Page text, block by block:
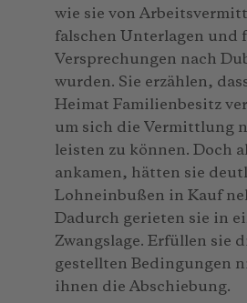
wie sie von
falschen Unterlagen und
Versprechungen nach
wurden. Sie erzählen,
Heimat Familienbesitz
um sich die Vermittlung
leisten zu können. Doch
ankamen, hätten sie
Lohneinbußen in Kauf
Dadurch gerieten sie in
Zwangslage. Erfüllen sie
gestellten Bedingungen
ihnen die Abschiebung.